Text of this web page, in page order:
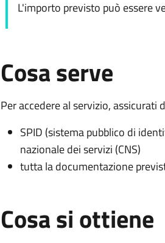
L'importo previsto può essere
Cosa serve
Per accedere al servizio, assicurati
SPID (sistema pubblico di
nazionale dei servizi (CNS)
tutta la documentazione
Cosa si ottiene